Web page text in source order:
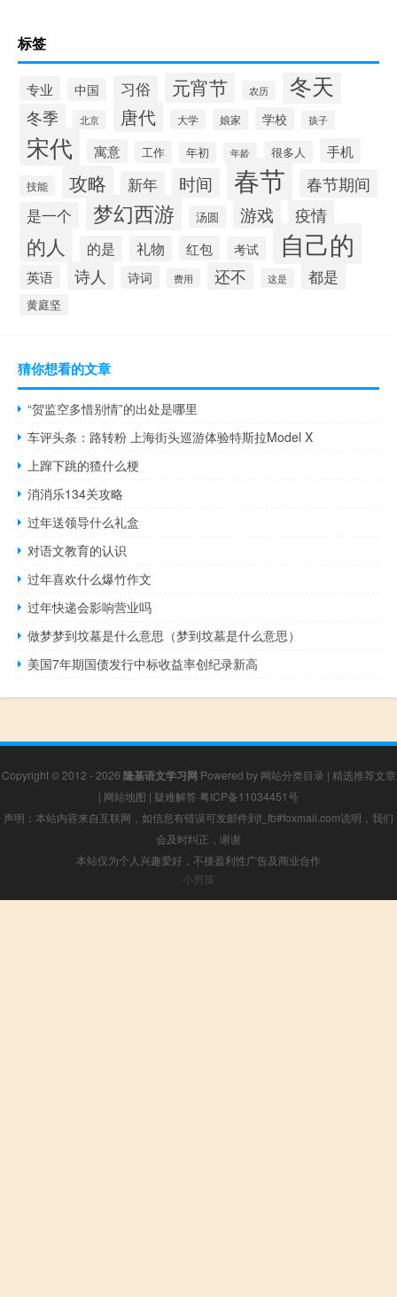
标签
专业 中国 习俗 元宵节 农历 冬天
冬季 北京 唐代 大学 娘家 学校 孩子
宋代 寓意 工作 年初 年龄 很多人 手机
技能 攻略 新年 时间 春节 春节期间
是一个 梦幻西游 汤圆 游戏 疫情
的人 的是 礼物 红包 考试 自己的
英语 诗人 诗词 费用 还不 这是 都是
黄庭坚
猜你想看的文章
“贺监空多惜别情”的出处是哪里
车评头条：路转粉 上海街头巡游体验特斯拉Model X
上蹿下跳的猹什么梗
消消乐134关攻略
过年送领导什么礼盒
对语文教育的认识
过年喜欢什么爆竹作文
过年快递会影响营业吗
做梦梦到坟墓是什么意思（梦到坟墓是什么意思）
美国7年期国债发行中标收益率创纪录新高
Copyright © 2012 - 2026 隆基语文学习网 Powered by 网站分类目录 | 精选推荐文章
| 网站地图 | 疑难解答 粤ICP备11034451号
声明：本站内容来自互联网，如信息有错误可发邮件到f_fb#foxmail.com说明，我们
会及时纠正，谢谢
本站仅为个人兴趣爱好，不接盈利性广告及商业合作
小男孩